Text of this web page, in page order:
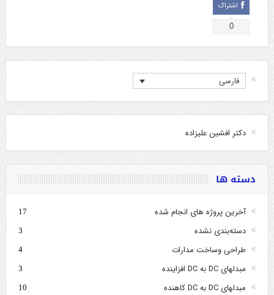
اشتراک
0
فارسی
دکتر افشین علیزاده
دسته ها
آخرین پروژه های انجام شده 17
دسته‌بندی نشده 3
طراحی وساخت مدارات 4
مبدلهای DC به DC افزاینده 3
مبدلهای DC به DC کاهنده 10